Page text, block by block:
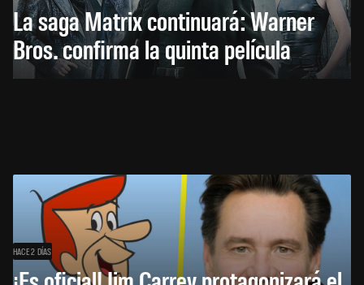
La saga Matrix continuará: Warner
Bros. confirma la quinta película
HACE 2 DÍAS